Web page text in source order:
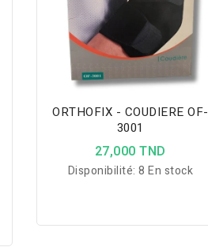
ORTHOFIX - COUDIERE OF-
3001
27,000 TND
Disponibilité:8 En stock